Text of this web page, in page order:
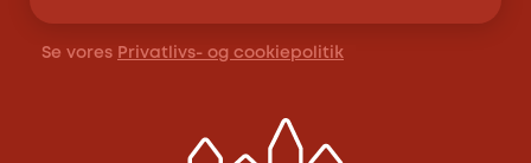
Se vores Privatlivs- og cookiepolitik